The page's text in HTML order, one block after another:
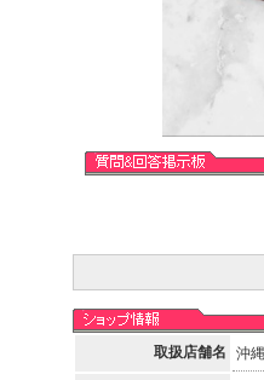
取扱店舗名 沖